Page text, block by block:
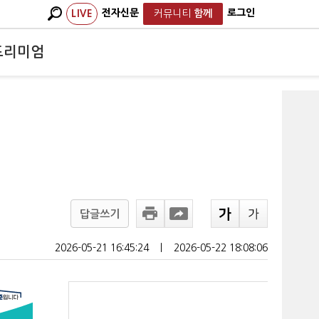
LIVE 전자신문 커뮤니티 함께 로그인
리미엄
답글쓰기
2026-05-21 16:45:24 2026-05-22 18:08:06